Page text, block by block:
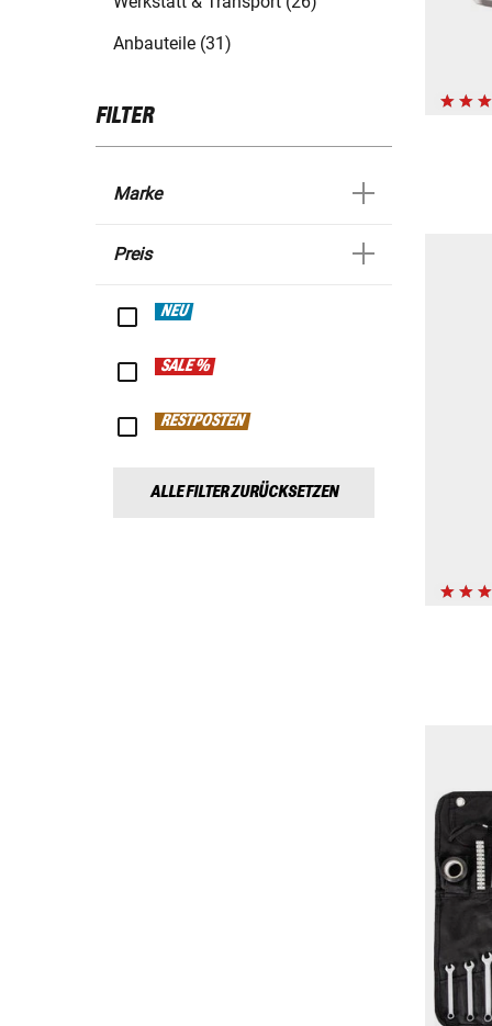
Anbauteile (31)
FILTER
Marke
Preis
NEU
SALE %
RESTPOSTEN
ALLE FILTER ZURÜCKSETZEN